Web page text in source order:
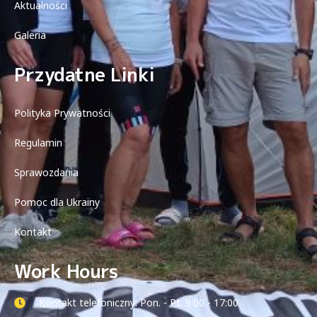
Aktualności
Galeria
Przydatne Linki
Polityka Prywatności
Regulamin
Sprawozdania
Pomoc dla Ukrainy
Kontakt
Work Hours
Kontakt telefoniczny: Pon. - Pt. 9:00 - 17:00